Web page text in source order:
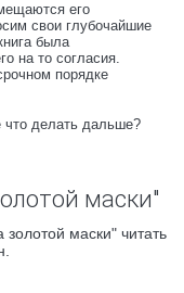
его
свои глубочайшие
была
на то согласия.
порядке
что делать дальше?
маски"
маски" читать